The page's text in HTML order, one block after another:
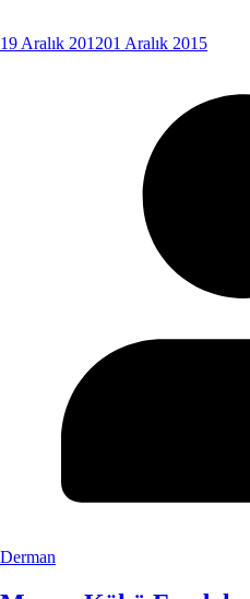
19 Aralık 201201 Aralık 2015
Derman